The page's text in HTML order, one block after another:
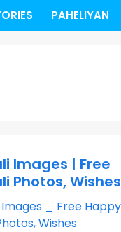
PAHELIYAN
Images | Free
Photos, Wishes